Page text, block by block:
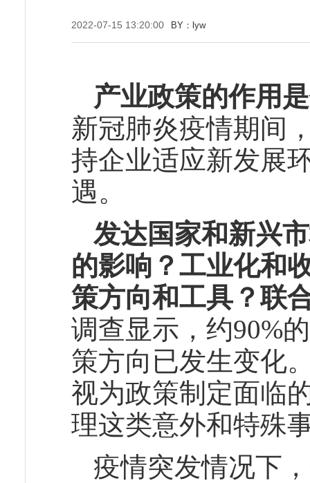
2022-07-15 13:20:00 BY：lyw
产业政策的作用
新冠肺炎疫情期间
持企业适应新发展
遇。
发达国家和新兴
的影响？工业化和
策方向和工具？联
调查显示，约90%
策方向已发生变化
视为政策制定面临
理这类意外和特殊
疫情突发情况下